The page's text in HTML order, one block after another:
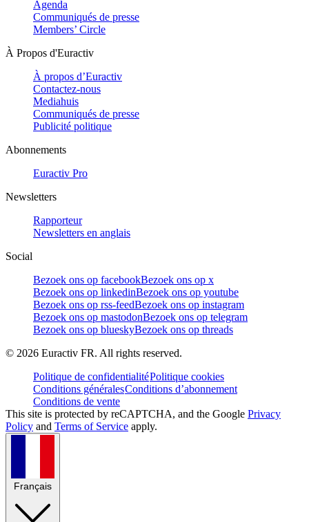
Agenda
Communiqués de presse
Members’ Circle
À Propos d'Euractiv
À propos d’Euractiv
Contactez-nous
Mediahuis
Communiqués de presse
Publicité politique
Abonnements
Euractiv Pro
Newsletters
Rapporteur
Newsletters en anglais
Social
Bezoek ons op facebookBezoek ons op x
Bezoek ons op linkedinBezoek ons op youtube
Bezoek ons op rss-feedBezoek ons op instagram
Bezoek ons op mastodonBezoek ons op telegram
Bezoek ons op blueskyBezoek ons op threads
© 2026 Euractiv FR. All rights reserved.
Politique de confidentialitéPolitique cookies
Conditions généralesConditions d’abonnement
Conditions de vente
This site is protected by reCAPTCHA, and the Google Privacy
Policy and Terms of Service apply.
Français